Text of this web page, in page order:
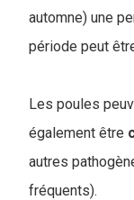
automne) une
période peut
Les poules
également être
autres
fréquents).